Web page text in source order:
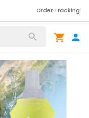
Order Tracking